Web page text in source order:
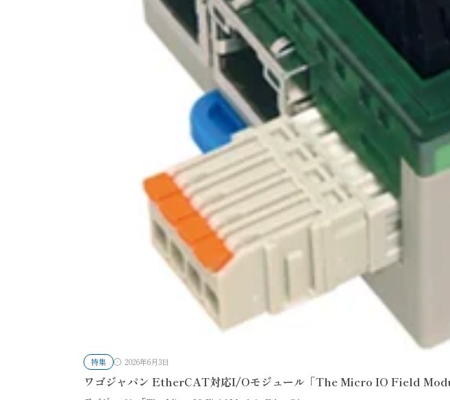
特集 2026年6月3日
ワゴジャパン EtherCAT対応I/Oモジュール「The Micro IO Field